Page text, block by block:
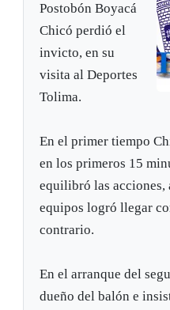
Postobón Boyacá
Chicó perdió el
invicto, en su
visita al Deportes
Tolima.
En el primer tiempo
en los primeros 15
equilibró las acciones,
equipos logró llegar
contrario.
En el arranque del
dueño del balón e